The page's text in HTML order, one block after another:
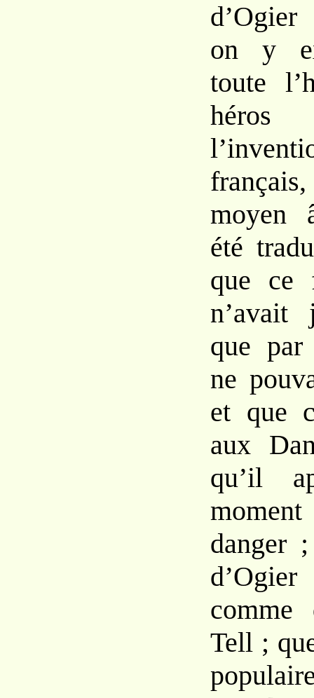
on y
toute
héros
moyen
été
que ce
n’avait
que par
ne
et que
aux
qu’il
danger
comme
Tell ;